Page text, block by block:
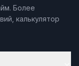
Более
калькулятор